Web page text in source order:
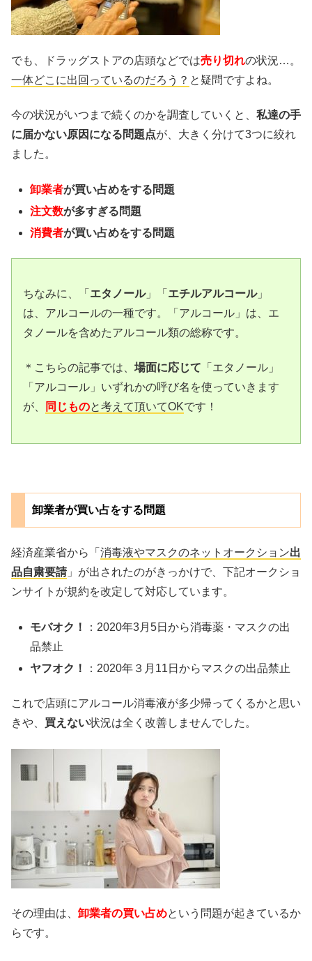
でも、ドラッグストアの店頭などでは売り切れの状況…。
一体どこに出回っているのだろう？ と疑問ですよね。
今の状況がいつまで続くのかを調査していくと、 私達の手
に届かない原因になる問題点が、大きく分けて3つに絞れ
ました。
卸業者が買い占めをする問題
注文数が多すぎる問題
消費者が買い占めをする問題
ちなみに、「 エタノール」「 エチルアルコール」
は、アルコールの一種です。「アルコール」は、エ
タノールを含めたアルコール類の総称です。
＊こちらの記事では、 場面に応じて 「エタノール」
「アルコール」いずれかの呼び名を使っていきます
が、
同じものと考えて頂いてOKです！
卸業者が買い占をする問題
経済産業省から「 消毒液やマスクのネットオークション出
品自粛要請」が出されたのがきっかけで、下記オークショ
ンサイトが規約を改定して対応しています。
モバオク！
：2020年3月5日から消毒薬・マスクの出
品禁止
ヤフオク！
：2020年３月11日からマスクの出品禁止
これで店頭にアルコール消毒液が多少帰ってくるかと思い
きや、 買えない状況は全く改善しませんでした。
その理由は、 卸業者の買い占めという問題が起きているか
らです。